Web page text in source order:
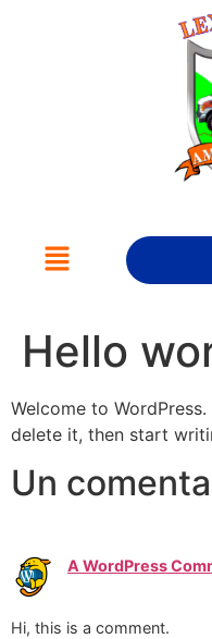
Hello
Welcome to
delete it, then start
Un
A WordPress
Hi, this is a comment.